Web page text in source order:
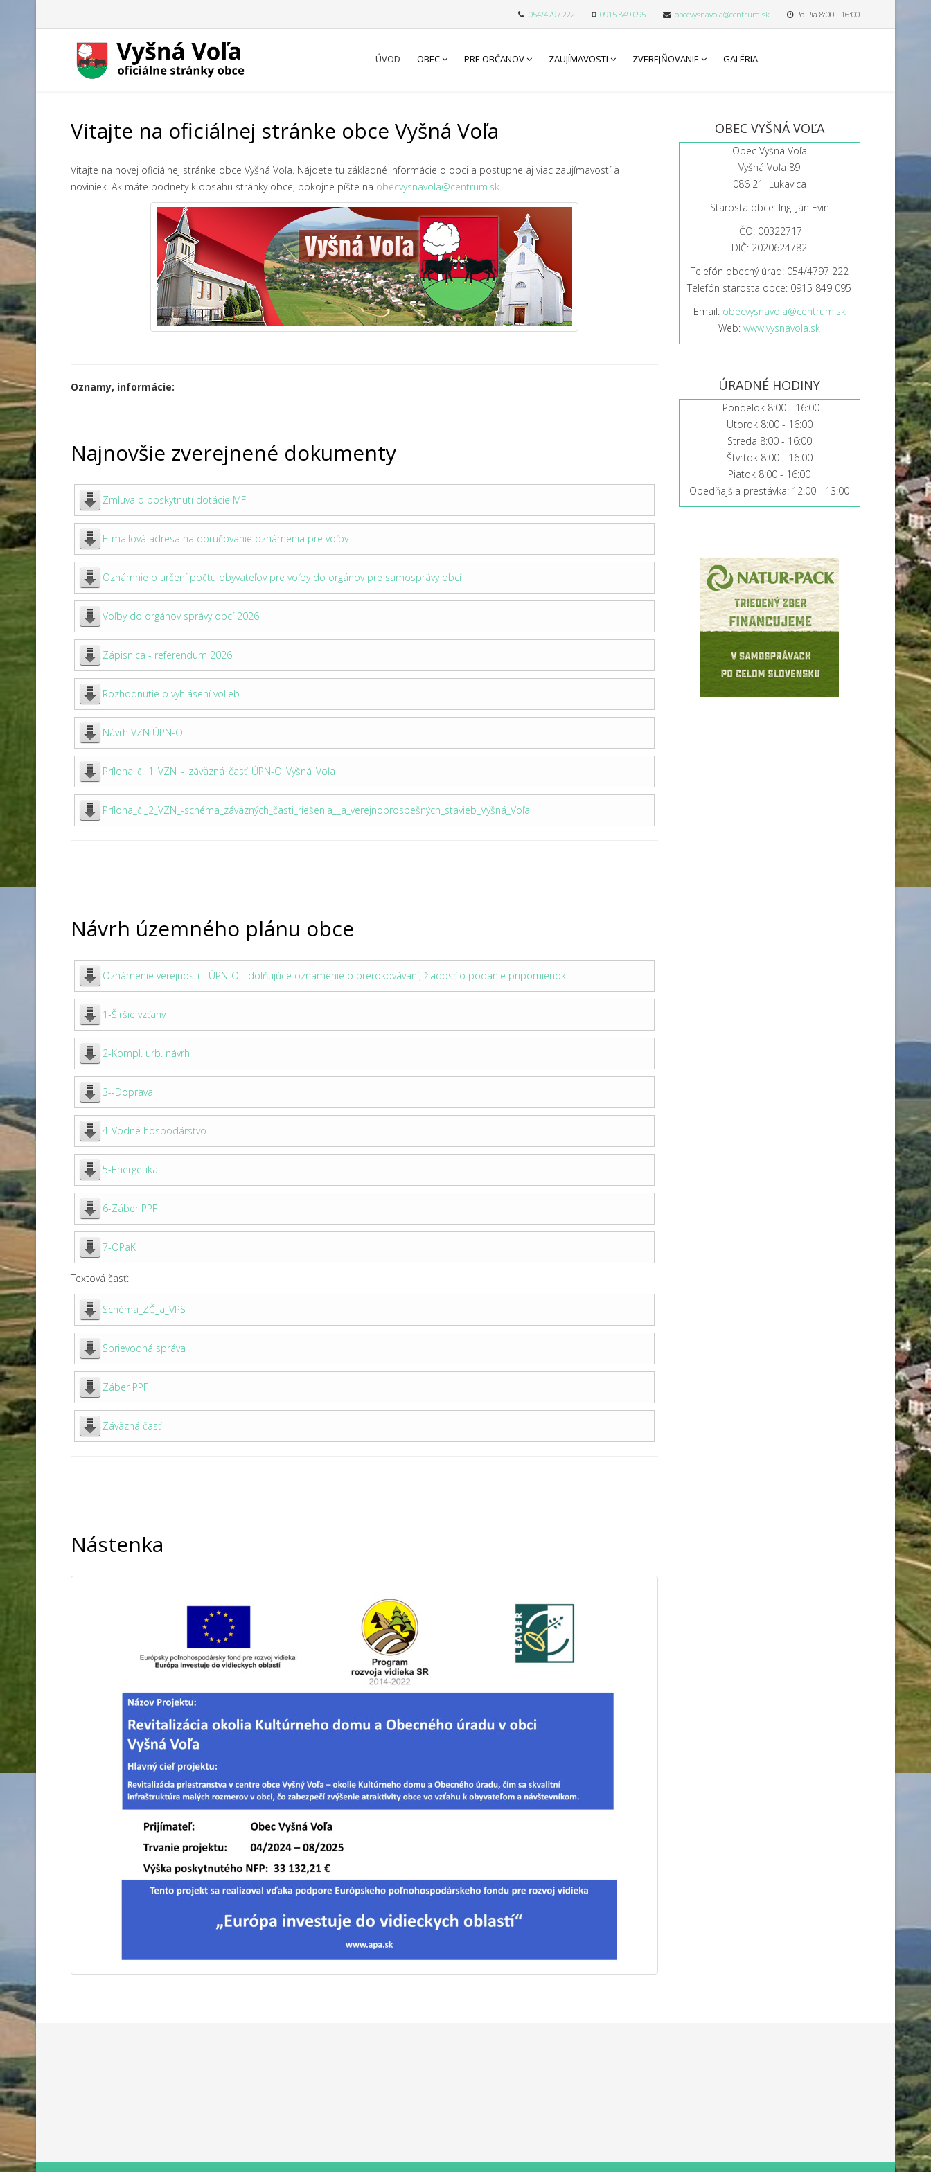
054/4797 222 0915 849 095 obecvysnavola@centrum.sk Po-Pia 8:00 - 16:00
ÚVOD OBEC PRE OBČANOV ZAUJÍMAVOSTI ZVEREJŇOVANIE GALÉRIA
Vitajte na oficiálnej stránke obce Vyšná Voľa
Vitajte na novej oficiálnej stránke obce Vyšná Voľa. Nájdete tu základné informácie o obci a postupne aj viac zaujímavostí a
noviniek. Ak máte podnety k obsahu stránky obce, pokojne píšte na obecvysnavola@centrum.sk.
Oznamy, informácie:
Najnovšie zverejnené dokumenty
Zmluva o poskytnutí dotácie MF
E-mailová adresa na doručovanie oznámenia pre voľby
Oznámnie o určení počtu obyvateľov pre voľby do orgánov pre samosprávy obcí
Voľby do orgánov správy obcí 2026
Zápisnica - referendum 2026
Rozhodnutie o vyhlásení volieb
Návrh VZN ÚPN-O
Príloha_č._1_VZN_-_záväzná_časť_ÚPN-O_Vyšná_Voľa
Príloha_č._2_VZN_-schéma_záväzných_časti_riešenia__a_verejnoprospešných_stavieb_Vyšná_Voľa
Návrh územného plánu obce
Oznámenie verejnosti - ÚPN-O - dolňujúce oznámenie o prerokovávaní, žiadosť o podanie pripomienok
1-Širšie vzťahy
2-Kompl. urb. návrh
3--Doprava
4-Vodné hospodárstvo
5-Energetika
6-Záber PPF
7-OPaK
Textová časť:
Schéma_ZČ_a_VPS
Sprievodná správa
Záber PPF
Záväzná časť
Nástenka
OBEC VYŠNÁ VOĽA
Obec Vyšná Voľa
Vyšná Voľa 89
086 21 Lukavica
Starosta obce: Ing. Ján Evin
IČO: 00322717
DIČ: 2020624782
Telefón obecný úrad: 054/4797 222
Telefón starosta obce: 0915 849 095
Email: obecvysnavola@centrum.sk
Web:www.vysnavola.sk
ÚRADNÉ HODINY
Pondelok 8:00 - 16:00
Utorok 8:00 - 16:00
Streda 8:00 - 16:00
Štvrtok 8:00 - 16:00
Piatok 8:00 - 16:00
Obedňajšia prestávka: 12:00 - 13:00